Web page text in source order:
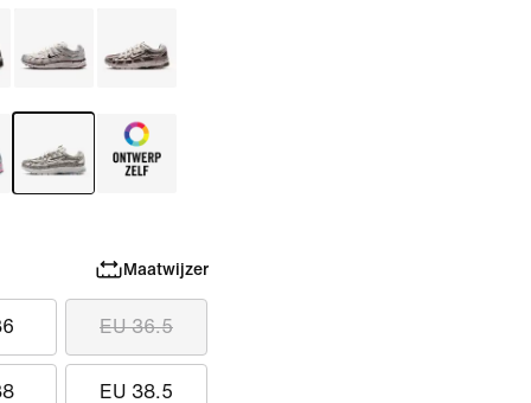
Maatwijzer
EU 36.5
EU 38.5